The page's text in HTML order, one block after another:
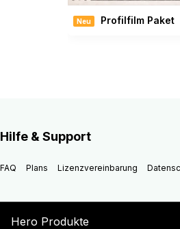
Neu Profilfilm Paket
Hilfe & Support
FAQ Plans Lizenzvereinbarung
Hero Produkte